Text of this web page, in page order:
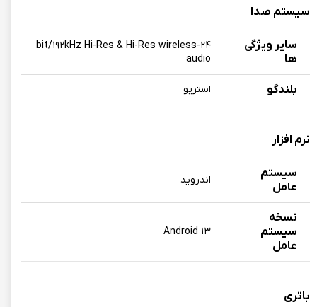
سیستم صدا
سایر ویژگی
ها
۲۴-bit/۱۹۲kHz Hi-Res & Hi-Res wireless
audio
بلندگو استریو
نرم افزار
سیستم
عامل
اندروید
نسخه
سیستم
عامل
Android ۱۳
باتری